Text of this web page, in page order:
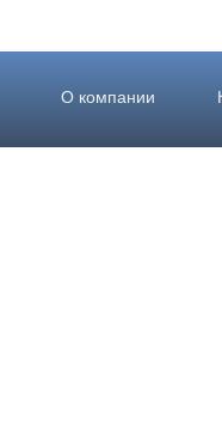
О компании